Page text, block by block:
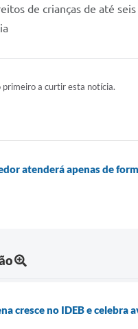
de crianças de até
primeiro a curtir esta notícia.
atenderá apenas de
cresce no IDEB e celebra